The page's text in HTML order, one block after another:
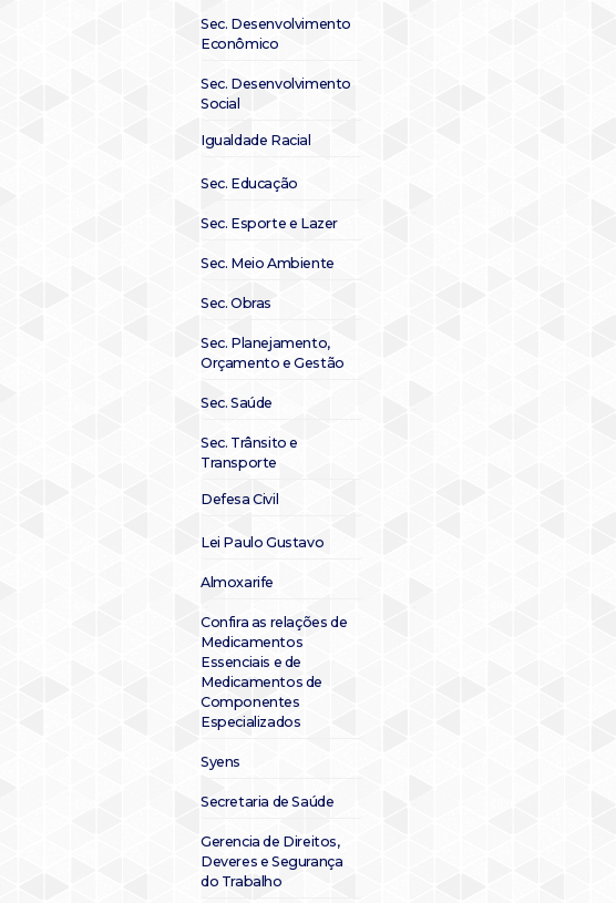
Sec. Desenvolvimento
Econômico
Sec. Desenvolvimento
Social
Igualdade Racial
Sec. Educação
Sec. Esporte e Lazer
Sec. Meio Ambiente
Sec. Obras
Sec. Planejamento,
Orçamento e Gestão
Sec. Saúde
Sec. Trânsito e
Transporte
Defesa Civil
Lei Paulo Gustavo
Almoxarife
Confira as relações de
Medicamentos
Essenciais e de
Medicamentos de
Componentes
Especializados
Syens
Secretaria de Saúde
Gerencia de Direitos,
Deveres e Segurança
do Trabalho